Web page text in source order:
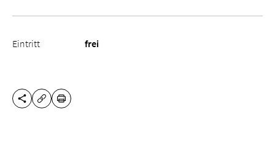
Eintritt frei
DIESE SEITE TEILEN
URL KOPIEREN
DRUCKEN